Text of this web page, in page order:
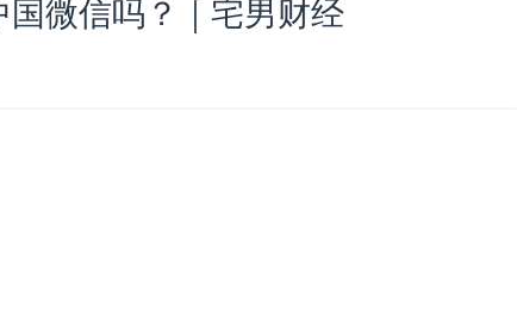
国微信吗？｜宅男财经